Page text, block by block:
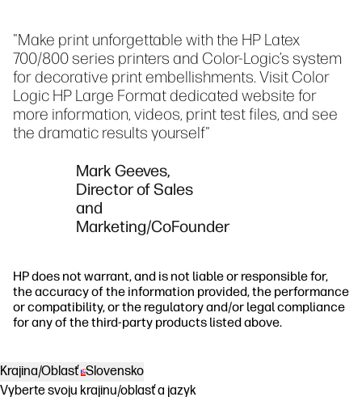
"Make print unforgettable with the HP Latex
700/800 series printers and Color-Logic’s system
for decorative print embellishments. Visit Color
Logic HP Large Format dedicated website for
more information, videos, print test files, and see
the dramatic results yourself"
Mark Geeves,
Director of Sales
and
Marketing/CoFounder
HP does not warrant, and is not liable or responsible for,
the accuracy of the information provided, the performance
or compatibility, or the regulatory and/or legal compliance
for any of the third-party products listed above.
Krajina/Oblasť Slovensko
Vyberte svoju krajinu/oblasť a jazyk